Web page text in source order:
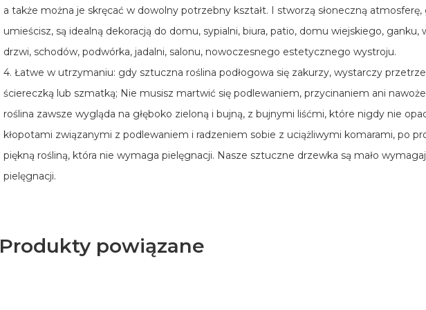
a także można je skręcać w dowolny potrzebny kształt. I stworzą słoneczną
umieścisz, są idealną dekoracją do domu, sypialni, biura, patio, domu wiejskiego, ganku,
drzwi, schodów, podwórka, jadalni, salonu, nowoczesnego estetycznego wystroju.
4. Łatwe w utrzymaniu: gdy sztuczna roślina podłogowa się zakurzy, wystarczy
ściereczką lub szmatką; Nie musisz martwić się podlewaniem, przycinaniem ani
roślina zawsze wygląda na głęboko zieloną i bujną, z bujnymi liśćmi, które nigdy nie
kłopotami związanymi z podlewaniem i radzeniem sobie z uciążliwymi komarami, po
piękną rośliną, która nie wymaga pielęgnacji. Nasze sztuczne drzewka są mało
pielęgnacji.
Produkty powiązane